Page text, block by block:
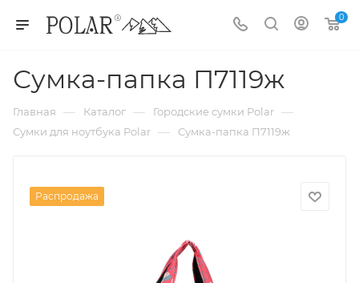
0
Сумка-папка П7119ж
Главная — Каталог — Городские сумки Polar —
Сумки для ноутбука Polar — Сумка-папка П7119ж
Распродажа